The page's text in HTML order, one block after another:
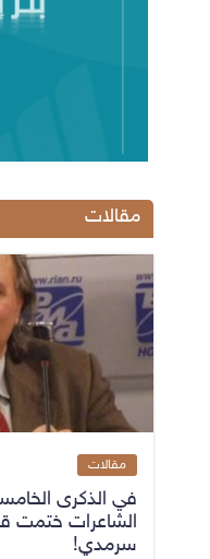
مقالات
مقالات
في الذكرى
الشاعرات ختمت
سرمدي!